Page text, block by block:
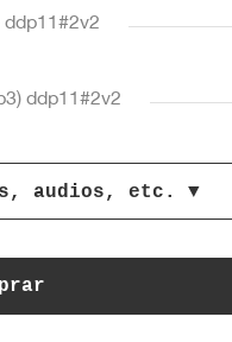
ddp11#2v2
ddp11#2v2
audios, etc.▼